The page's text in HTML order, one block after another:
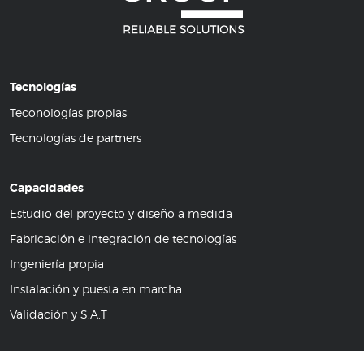
Tecnologías
Teconologías propias
Tecnologías de partners
Capacidades
Estudio del proyecto y diseño a medida
Fabricación e integración de tecnologías
Ingeniería propia
Instalación y puesta en marcha
Validación y S.A.T